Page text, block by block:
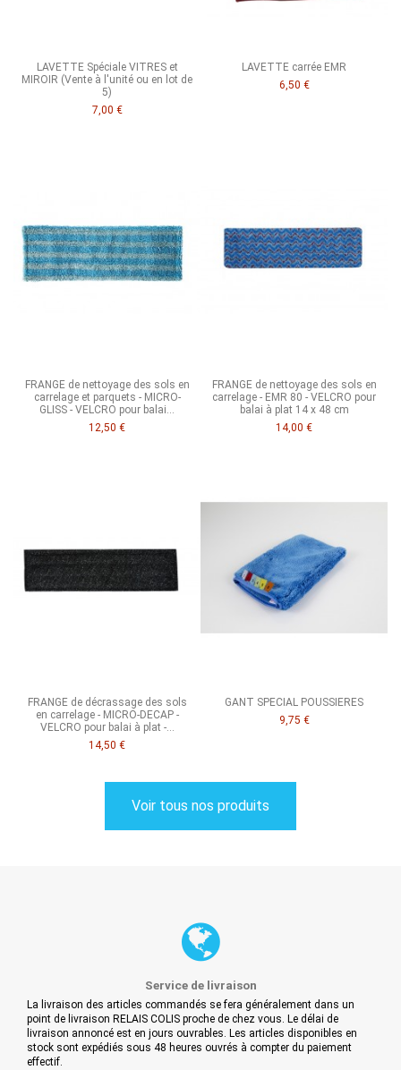
LAVETTE Spéciale VITRES et
MIROIR (Vente à l'unité ou en lot de
5)
7,00 €
LAVETTE carrée EMR
6,50 €
FRANGE de nettoyage des sols en
carrelage et parquets - MICRO-
GLISS - VELCRO pour balai...
12,50 €
FRANGE de nettoyage des sols en
carrelage - EMR 80 - VELCRO pour
balai à plat 14 x 48 cm
14,00 €
FRANGE de décrassage des sols
en carrelage - MICRO-DECAP -
VELCRO pour balai à plat -...
14,50 €
GANT SPECIAL POUSSIERES
9,75 €
Voir tous nos produits
Service de livraison
La livraison des articles commandés se fera généralement dans un
point de livraison RELAIS COLIS proche de chez vous. Le délai de
livraison annoncé est en jours ouvrables. Les articles disponibles en
stock sont expédiés sous 48 heures ouvrés à compter du paiement
effectif.